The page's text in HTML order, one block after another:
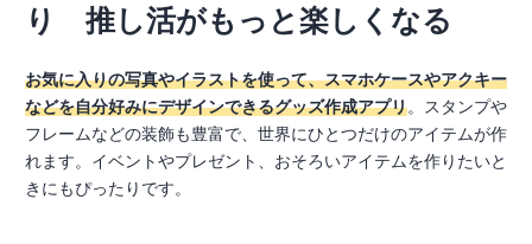
り 推し活がもっと楽しくなる
お気に入りの写真やイラストを使って、スマホケースやアクキー
などを自分好みにデザインできるグッズ作成アプリ。スタンプや
フレームなどの装飾も豊富で、世界にひとつだけのアイテムが作
れます。イベントやプレゼント、おそろいアイテムを作りたいと
きにもぴったりです。